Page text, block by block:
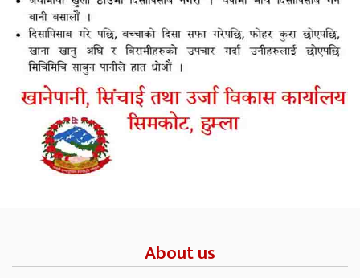
About us